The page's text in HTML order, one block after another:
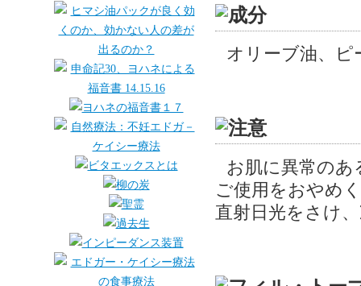
オリーブ油、ピ
お肌に異常の
ご使用をおやめ
直射日光をさけ